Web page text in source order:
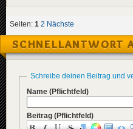
Seiten: 1 2 Nächste
SCHNELLANTWORT
Schreibe deinen Beitrag und
Name (Pflichtfeld)
Beitrag (Pflichtfeld)